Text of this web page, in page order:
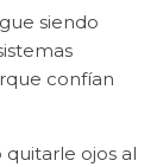
siendo
confían
ojos al